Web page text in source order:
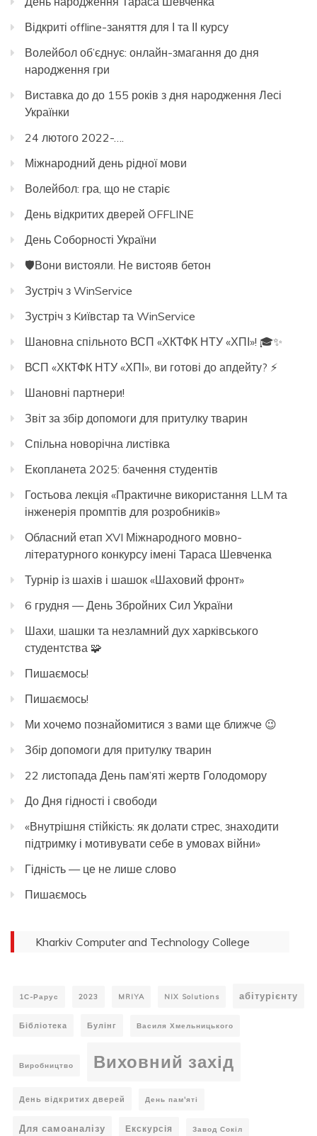
Відкриті offline-заняття для І та ІІ курсу
Волейбол об’єднує: онлайн-змагання до дня
народження гри
Виставка до до 155 років з дня народження Лесі
Українки
24 лютого 2022-….
Міжнародний день рідної мови
Волейбол: гра, що не старіє
День відкритих дверей OFFLINE
День Соборності України
🛡️Вони вистояли. Не вистояв бетон
Зустріч з WinService
Зустріч з Kиївстар та WinService
Шановна спільното ВСП «ХКТФК НТУ «ХПІ»! 🎓✨
ВСП «ХКТФК НТУ «ХПІ», ви готові до апдейту? ⚡️
Шановні партнери!
Звіт за збір допомоги для притулку тварин
Спільна новорічна листівка
Екопланета 2025: бачення студентів
Гостьова лекція «Практичне використання LLM та
інженерія промптів для розробників»
Обласний етап XVI Міжнародного мовно-
літературного конкурсу імені Тараса Шевченка
Турнір із шахів і шашок «Шаховий фронт»
6 грудня — День Збройних Сил України
Шахи, шашки та незламний дух харківського
студентства 🧩
Пишаємось!
Пишаємось!
Ми хочемо познайомитися з вами ще ближче 😉
Збір допомоги для притулку тварин
22 листопада День пам’яті жертв Голодомору
До Дня гідності і свободи
«Внутрішня стійкість: як долати стрес, знаходити
підтримку і мотивувати себе в умовах війни»
Гідність — це не лише слово
Пишаємось
Kharkiv Computer and Technology College
1С-Рарус 2023 MRIYA NIX Solutions абітурієнту
Бібліотека Булінг Василя Хмельницького
Виробництво Виховний захід
День відкритих дверей День пам'яті
Для самоаналізу Екскурсія Завод Сокіл